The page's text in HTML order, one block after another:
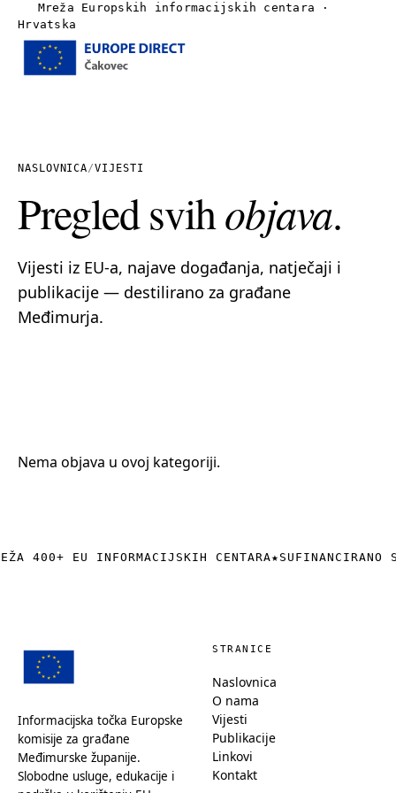
Mreža Europskih informacijskih centara ·
Hrvatska
Vijesti
Linkovi
NASLOVNICA/VIJESTI
Pregled svihobjava.
Vijesti iz EU-a, najave događanja, natječaji i
publikacije — destilirano za građane
Međimurja.
Nema objava u ovoj kategoriji.
400+ EU INFORMACIJSKIH CENTARA★ SUFINANCIRANO
Informacijska točka Europske
komisije za građane
Međimurske županije.
Slobodne usluge, edukacije i
STRANICE
Naslovnica
O nama
Vijesti
Publikacije
Linkovi
Kontakt